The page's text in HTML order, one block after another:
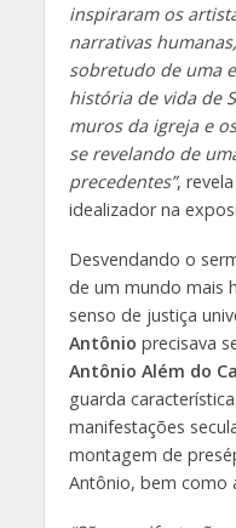
inspiraram os
narrativas
sobretudo de uma
história de vida de
muros da igreja e
se revelando de
precedentes”, revela
idealizador na
Desvendando o
de um mundo mais
senso de justiça
Antônio precisava
Antônio Além do
guarda
manifestações
montagem de
Antônio, bem como